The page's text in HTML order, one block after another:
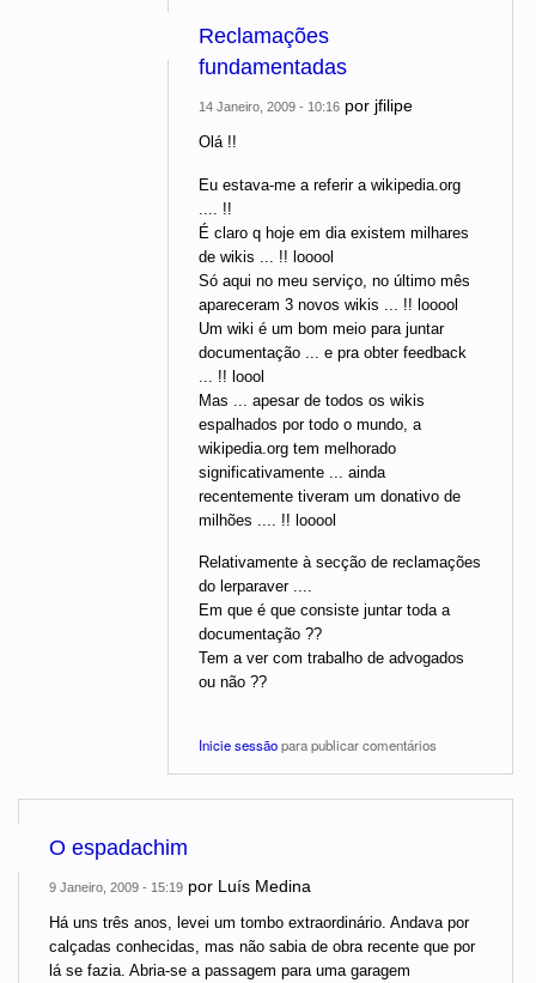
Reclamações
fundamentadas
14 Janeiro, 2009 - 10:16 por jfilipe
Olá !!
Eu estava-me a referir a wikipedia.org
.... !!
É claro q hoje em dia existem milhares
de wikis ... !! looool
Só aqui no meu serviço, no último mês
apareceram 3 novos wikis ... !! looool
Um wiki é um bom meio para juntar
documentação ... e pra obter feedback
... !! loool
Mas ... apesar de todos os wikis
espalhados por todo o mundo, a
wikipedia.org tem melhorado
significativamente ... ainda
recentemente tiveram um donativo de
milhões .... !! looool
Relativamente à secção de reclamações
do lerparaver ....
Em que é que consiste juntar toda a
documentação ??
Tem a ver com trabalho de advogados
ou não ??
Inicie sessãopara publicar comentários
O espadachim
9 Janeiro, 2009 - 15:19 por Luís Medina
Há uns três anos, levei um tombo extraordinário. Andava por
calçadas conhecidas, mas não sabia de obra recente que por
lá se fazia. Abria-se a passagem para uma garagem